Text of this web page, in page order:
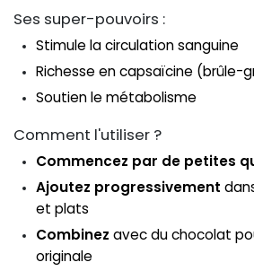
Ses super-pouvoirs :
Stimule la circulation sanguine
Richesse en capsaïcine (brûle-
Soutien le métabolisme
Comment l'utiliser ?
Commencez par de petites
Ajoutez progressivement
et plats
Combinez avec du chocolat
originale